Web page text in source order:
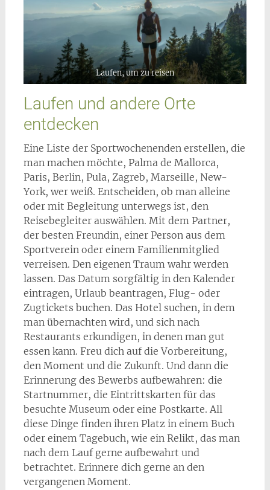
Laufen, um zu reisen
Laufen und andere Orte
entdecken
Eine Liste der Sportwochenenden erstellen, die
man machen möchte, Palma de Mallorca,
Paris, Berlin, Pula, Zagreb, Marseille, New-
York, wer weiß. Entscheiden, ob man alleine
oder mit Begleitung unterwegs ist, den
Reisebegleiter auswählen. Mit dem Partner,
der besten Freundin, einer Person aus dem
Sportverein oder einem Familienmitglied
verreisen. Den eigenen Traum wahr werden
lassen. Das Datum sorgfältig in den Kalender
eintragen, Urlaub beantragen, Flug- oder
Zugtickets buchen. Das Hotel suchen, in dem
man übernachten wird, und sich nach
Restaurants erkundigen, in denen man gut
essen kann. Freu dich auf die Vorbereitung,
den Moment und die Zukunft. Und dann die
Erinnerung des Bewerbs aufbewahren: die
Startnummer, die Eintrittskarten für das
besuchte Museum oder eine Postkarte. All
diese Dinge finden ihren Platz in einem Buch
oder einem Tagebuch, wie ein Relikt, das man
nach dem Lauf gerne aufbewahrt und
betrachtet. Erinnere dich gerne an den
vergangenen Moment.